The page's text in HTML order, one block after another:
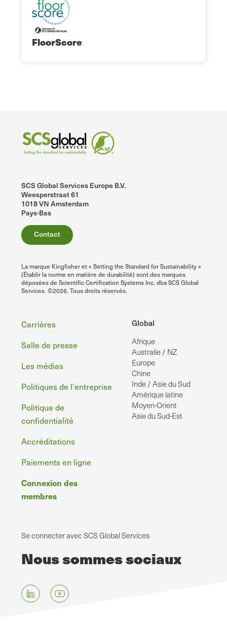
FloorScore
SCS Global Services Europe B.V.
Weesperstraat 61
1018 VN Amsterdam
Pays-Bas
Contact
La marque Kingfisher et « Setting the Standard for Sustainability »
(Établir la norme en matière de durabilité) sont des marques
déposées de Scientific Certification Systems Inc. dba SCS Global
Services. ©2026. Tous droits réservés.
Global
Afrique
Australie / NZ
Europe
Chine
Inde / Asie du Sud
Amérique latine
Moyen-Orient
Asie du Sud-Est
Pied
de
page
Carrières
Salle de presse
Les médias
Politiques de l'entreprise
Politique de
confidentialité
Accréditations
Paiements en ligne
Connexion des
membres
Se connecter avec SCS Global Services
Nous sommes sociaux